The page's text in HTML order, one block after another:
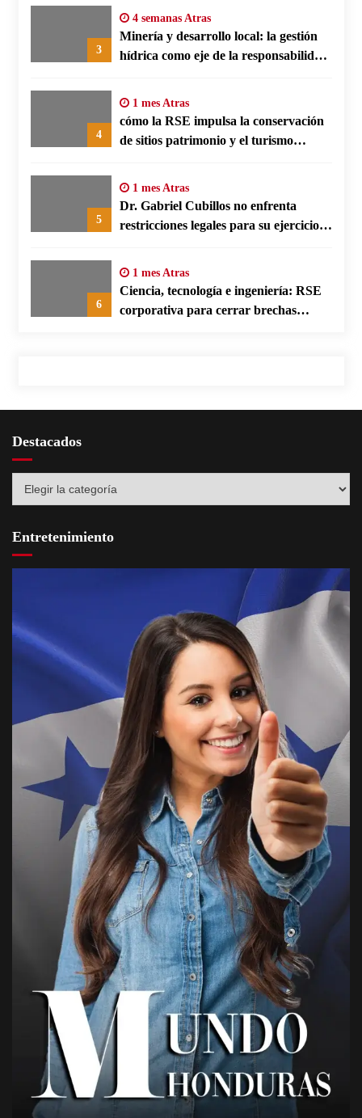
3
4 semanas Atras
Minería y desarrollo local: la gestión
hídrica como eje de la responsabilidad
4
1 mes Atras
cómo la RSE impulsa la conservación
de sitios patrimonio y el turismo
5
1 mes Atras
Dr. Gabriel Cubillos no enfrenta
restricciones legales para su ejercicio,
6
1 mes Atras
Ciencia, tecnología e ingeniería: RSE
corporativa para cerrar brechas
Destacados
Entretenimiento